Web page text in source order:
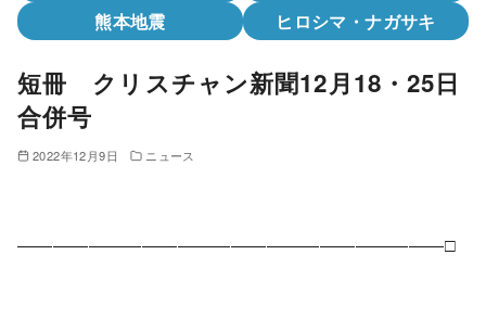
熊本地震
ヒロシマ・ナガサキ
短冊 クリスチャン新聞12月18・25日
合併号
2022年12月9日 ニュース
――――――――――――――――――――――――□